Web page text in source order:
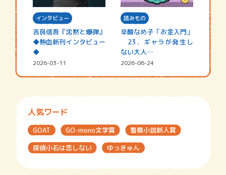
インタビュー
吉良信吾『沈黙と爆弾』
◆熱血新刊インタビュー
◆
2026-03-11
読みもの
辛酸なめ子「お金入門」
23．ギャラが発生し
ない大人…
2026-06-24
人気ワード
GOAT GO-mono文学賞
警察小説新人賞
探偵小石は恋しない
ゆっきゅん